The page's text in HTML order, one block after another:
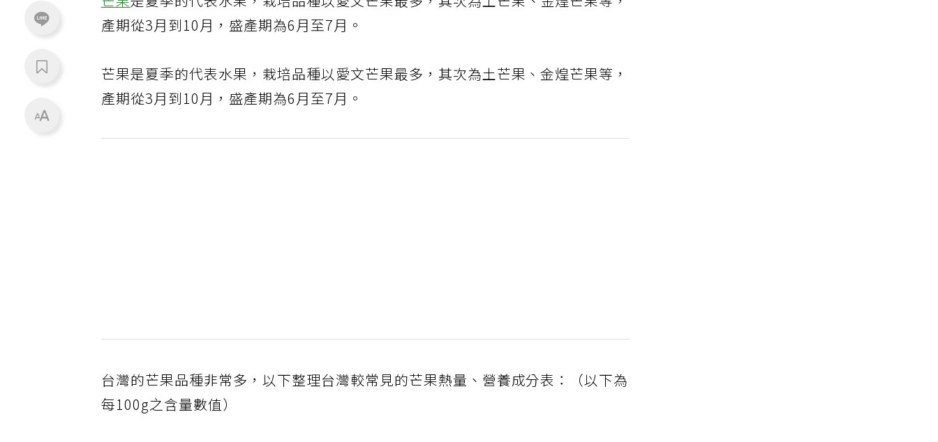
產期從3月到10月，盛產期為6月至7月。
芒果是夏季的代表水果，栽培品種以愛文芒果最多，其次為土芒果、金煌芒果等，
產期從3月到10月，盛產期為6月至7月。
台灣的芒果品種非常多，以下整理台灣較常見的芒果熱量、營養成分表：（以下為
每100g之含量數值）